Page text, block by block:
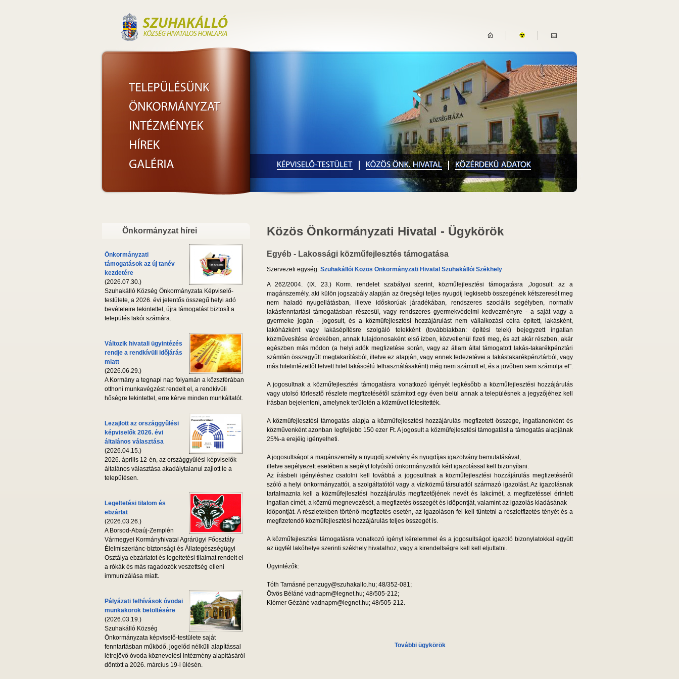
Önkormányzat hírei
Önkormányzati
támogatások az új tanév
kezdetére
(2026.07.30.)
Szuhakálló Község Önkormányzata Képviselő-
testülete, a 2026. évi jelentős összegű helyi adó
bevételeire tekintettel, újra támogatást biztosít a
település lakói számára.
Változik hivatali ügyintézés
rendje a rendkívüli időjárás
miatt
(2026.06.29.)
A Kormány a tegnapi nap folyamán a közszférában
otthoni munkavégzést rendelt el, a rendkívüli
hőségre tekintettel, erre kérve minden munkáltatót.
Lezajlott az országgyűlési
képviselők 2026. évi
általános választása
(2026.04.15.)
2026. április 12-én, az országgyűlési képviselők
általános választása akadálytalanul zajlott le a
településen.
Legeltetési tilalom és
ebzárlat
(2026.03.26.)
A Borsod-Abaúj-Zemplén
Vármegyei Kormányhivatal Agrárügyi Főosztály
Élelmiszerlánc-biztonsági és Állategészségügyi
Osztálya ebzárlatot és legeltetési tilalmat rendelt el
a rókák és más ragadozók veszettség elleni
immunizálása miatt.
Pályázati felhívások óvodai
munkakörök betöltésére
(2026.03.19.)
Szuhakálló Község
Önkormányzata képviselő-testülete saját
fenntartásban működő, jogelőd nélküli alapítással
létrejövő óvoda köznevelési intézmény alapításáról
döntött a 2026. március 19-i ülésén.
Közös Önkormányzati Hivatal - Ügykörök
Egyéb - Lakossági közműfejlesztés támogatása
Szervezeti egység: Szuhakállói Közös Önkormányzati Hivatal Szuhakállói Székhely
A 262/2004. (IX. 23.) Korm. rendelet szabályai szerint, közműfejlesztési támogatásra ,Jogosult: az a
magánszemély, aki külön jogszabály alapján az öregségi teljes nyugdíj legkisebb összegének kétszeresét meg
nem haladó nyugellátásban, illetve időskorúak járadékában, rendszeres szociális segélyben, normatív
lakásfenntartási támogatásban részesül, vagy rendszeres gyermekvédelmi kedvezményre - a saját vagy a
gyermeke jogán - jogosult, és a közműfejlesztési hozzájárulást nem vállalkozási célra épített, lakásként,
lakóházként vagy lakásépítésre szolgáló telekként (továbbiakban: építési telek) bejegyzett ingatlan
közművesítése érdekében, annak tulajdonosaként első ízben, közvetlenül fizeti meg, és azt akár részben, akár
egészben más módon (a helyi adók megfizetése során, vagy az állam által támogatott lakás-takarékpénztári
számlán összegyűlt megtakarításból, illetve ez alapján, vagy ennek fedezetévei a lakás­takarékpénztárból, vagy
más hitelintézettől felvett hitel lakáscélú felhasználásaként) még nem számolt el, és a jövőben sem számolja el".
A jogosultnak a közműfejlesztési támogatásra vonatkozó igényét legkésőbb a közműfejlesztési hozzájárulás
vagy utolsó törlesztő részlete megfizetésétől számított egy éven belül annak a településnek a jegyzőjéhez kell
írásban bejelenteni, amelynek területén a közművet létesítették.
A közműfejlesztési támogatás alapja a közműfejlesztési hozzájárulás megfizetett összege, ingatlanonként és
közművenként azonban legfeljebb 150 ezer Ft. A jogosult a közműfejlesztési támogatást a támogatás alapjának
25%-a erejéig igényelheti.
A jogosultságot a magánszemély a nyugdíj szelvény és nyugdíjas igazolvány bemutatásával,
illetve segélyezett esetében a segélyt folyósító önkormányzattói kért igazolással kell bizonyítani.
Az írásbeli igényléshez csatolni kell továbbá a jogosultnak a közműfejlesztési hozzájárulás megfizetéséről
szóló a helyi önkormányzattói, a szolgáltatótól vagy a víziközmű társulattól származó igazolást. Az igazolásnak
tartalmaznia kell a közműfejlesztési hozzájárulás megfizetőjének nevét és lakcímét, a megfizetéssel érintett
ingatlan címét, a közmű megnevezését, a megfizetés összegét és időpontját, valamint az igazolás kiadásának
időpontját. A részletekben történő megfizetés esetén, az igazoláson fel kell tüntetni a részletfizetés tényét és a
megfizetendő közműfejlesztési hozzájárulás teljes összegét is.
A közműfejlesztési támogatásra vonatkozó igényt kérelemmel és a jogosultságot igazoló bizonylatokkal együtt
az ügyfél lakóhelye szerinti székhely hivatalhoz, vagy a kirendeltségre kell kell eljuttatni.
Ügyintézők:
Tóth Tamásné penzugy@szuhakallo.hu; 48/352-081;
Ötvös Béláné vadnapm@legnet.hu; 48/505-212;
Klómer Gézáné vadnapm@legnet.hu; 48/505-212.
További ügykörök